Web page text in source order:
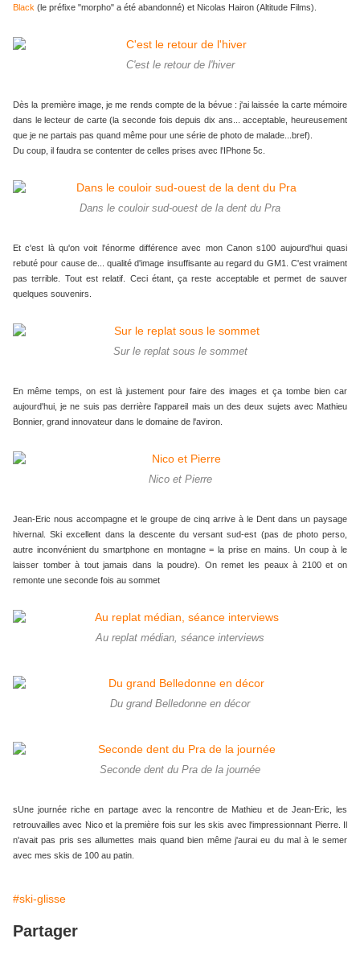
Black (le préfixe "morpho" a été abandonné) et Nicolas Hairon (Altitude Films).
C'est le retour de l'hiver
Dès la première image, je me rends compte de la bévue : j'ai laissée la carte mémoire
dans le lecteur de carte (la seconde fois depuis dix ans... acceptable, heureusement
que je ne partais pas quand même pour une série de photo de malade...bref).
Du coup, il faudra se contenter de celles prises avec l'IPhone 5c.
Dans le couloir sud-ouest de la dent du Pra
Et c'est là qu'on voit l'énorme différence avec mon Canon s100 aujourd'hui quasi
rebuté pour cause de... qualité d'image insuffisante au regard du GM1. C'est vraiment
pas terrible. Tout est relatif. Ceci étant, ça reste acceptable et permet de sauver
quelques souvenirs.
Sur le replat sous le sommet
En même temps, on est là justement pour faire des images et ça tombe bien car
aujourd'hui, je ne suis pas derrière l'appareil mais un des deux sujets avec Mathieu
Bonnier, grand innovateur dans le domaine de l'aviron.
Nico et Pierre
Jean-Eric nous accompagne et le groupe de cinq arrive à le Dent dans un paysage
hivernal. Ski excellent dans la descente du versant sud-est (pas de photo perso,
autre inconvénient du smartphone en montagne = la prise en mains. Un coup à le
laisser tomber à tout jamais dans la poudre). On remet les peaux à 2100 et on
remonte une seconde fois au sommet
Au replat médian, séance interviews
Du grand Belledonne en décor
Seconde dent du Pra de la journée
sUne journée riche en partage avec la rencontre de Mathieu et de Jean-Eric, les
retrouvailles avec Nico et la première fois sur les skis avec l'impressionnant Pierre. Il
n'avait pas pris ses allumettes mais quand bien même j'aurai eu du mal à le semer
avec mes skis de 100 au patin.
#ski-glisse
Partager